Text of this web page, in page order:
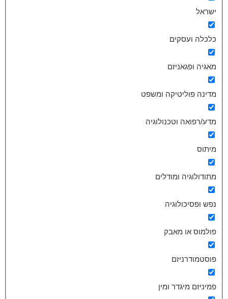
ישראל
כלכלה ועסקים
מאגיה ופגאניזם
מדינה פוליטיקה ומשפט
מדע/רפואה וטכנולוגיה
מיתוס
מתודולוגיה ומודלים
נפש ופסיכולוגיה
פולמוס או מאבק
פוסטמודרניזם
פמיניזם מיגדר ומין